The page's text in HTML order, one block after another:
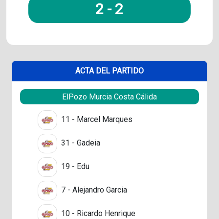
2 - 2
ACTA DEL PARTIDO
ElPozo Murcia Costa Cálida
11 - Marcel Marques
31 - Gadeia
19 - Edu
7 - Alejandro Garcia
10 - Ricardo Henrique